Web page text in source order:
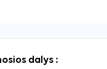
dalys :